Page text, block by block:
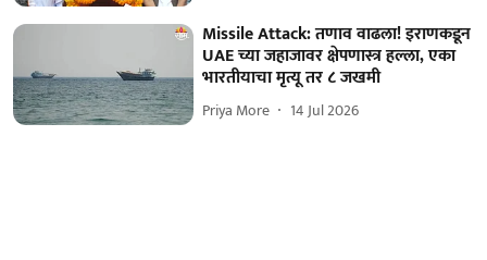
Missile Attack: तणाव वाढला! इराणकडून
UAE च्या जहाजावर क्षेपणास्त्र हल्ला, एका
भारतीयाचा मृत्यू तर ८ जखमी
Priya More 14 Jul 2026